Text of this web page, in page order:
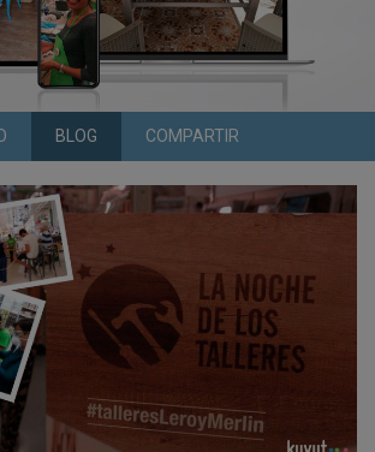
BLOG COMPARTIR